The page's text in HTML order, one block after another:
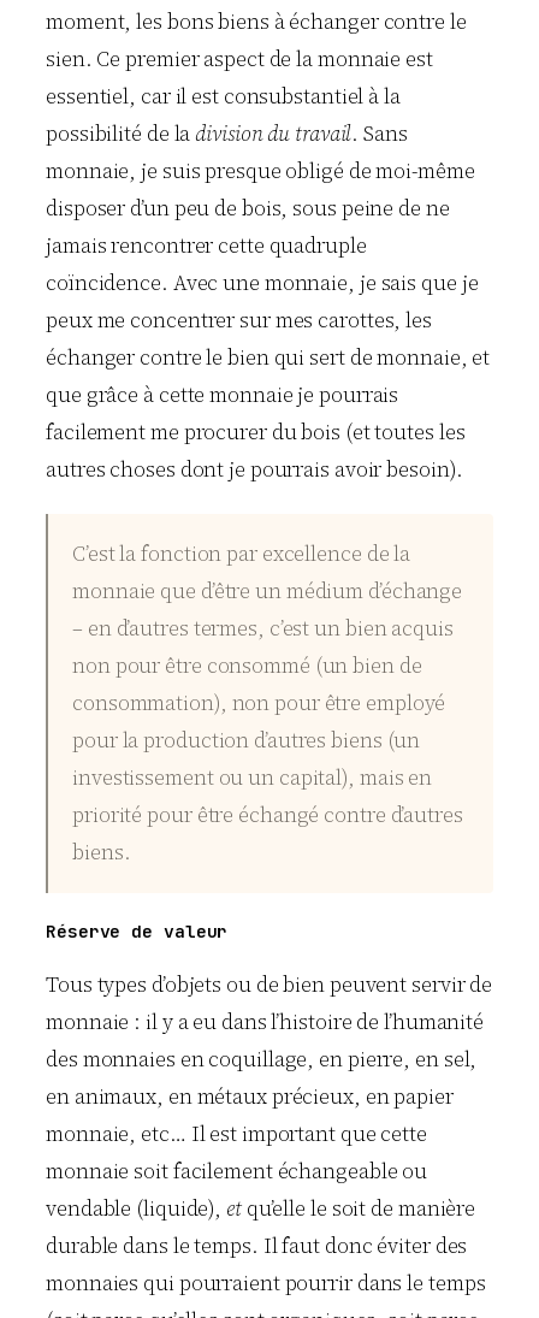
moment, les bons biens à échanger contre le
sien. Ce premier aspect de la monnaie est
essentiel, car il est consubstantiel à la
possibilité de ladivision du travail. Sans
monnaie, je suis presque obligé de moi-même
disposer d’un peu de bois, sous peine de ne
jamais rencontrer cette quadruple
coïncidence. Avec une monnaie, je sais que je
peux me concentrer sur mes carottes, les
échanger contre le bien qui sert de monnaie, et
que grâce à cette monnaie je pourrais
facilement me procurer du bois (et toutes les
autres choses dont je pourrais avoir besoin).
C’est la fonction par excellence de la
monnaie que d’être un médium d’échange
– en d’autres termes, c’est un bien acquis
non pour être consommé (un bien de
consommation), non pour être employé
pour la production d’autres biens (un
investissement ou un capital), mais en
priorité pour être échangé contre d’autres
biens.
Réserve de valeur
Tous types d’objets ou de bien peuvent servir de
monnaie : il y a eu dans l’histoire de l’humanité
des monnaies en coquillage, en pierre, en sel,
en animaux, en métaux précieux, en papier
monnaie, etc… Il est important que cette
monnaie soit facilement échangeable ou
vendable (liquide), etqu’elle le soit de manière
durable dans le temps. Il faut donc éviter des
monnaies qui pourraient pourrir dans le temps